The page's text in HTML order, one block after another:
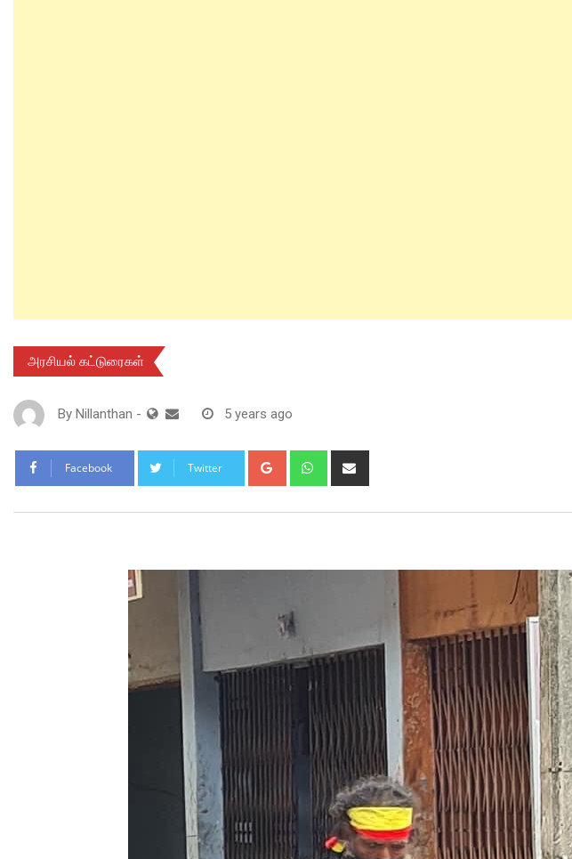
அரசியல் கட்டுரைகள்
By Nillanthan - 5 years ago
Facebook Twitter Google+ Whatsapp